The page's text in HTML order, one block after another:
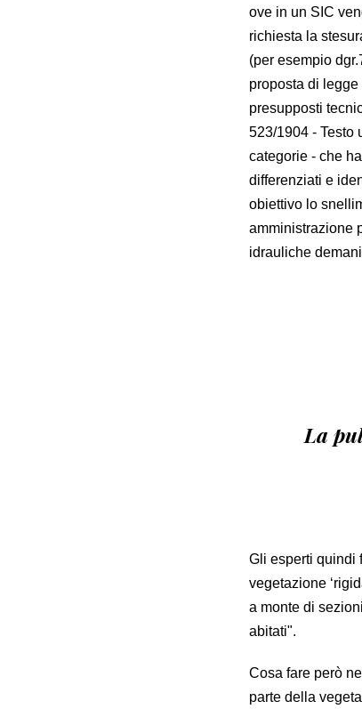
ove in un SIC
richiesta la
(per esempio
proposta di
presupposti
523/1904 - Testo
categorie - che
differenziati e
obiettivo lo
amministrazione
idrauliche
La
Gli esperti quindi
vegetazione
a monte di
abitati".
Cosa fare però
parte della